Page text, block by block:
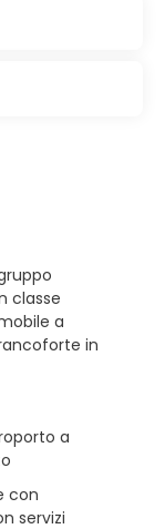
classe
a
in
a
con
servizi